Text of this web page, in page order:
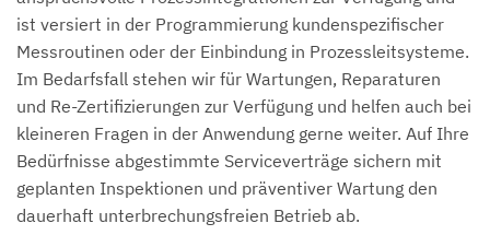
ist versiert in der Programmierung kundenspezifischer
Messroutinen oder der Einbindung in Prozessleitsysteme.
Im Bedarfsfall stehen wir für Wartungen, Reparaturen
und Re-Zertifizierungen zur Verfügung und helfen auch bei
kleineren Fragen in der Anwendung gerne weiter. Auf Ihre
Bedürfnisse abgestimmte Serviceverträge sichern mit
geplanten Inspektionen und präventiver Wartung den
dauerhaft unterbrechungsfreien Betrieb ab.